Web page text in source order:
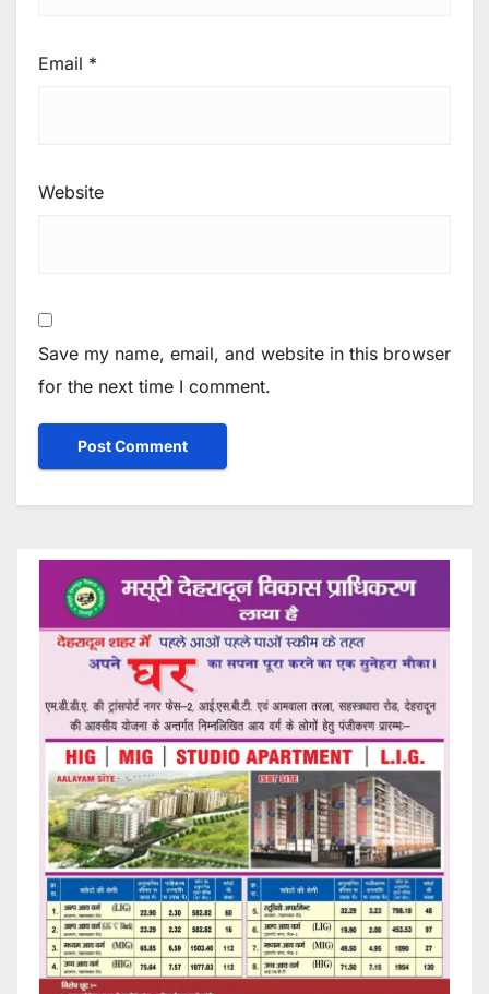
Email *
Website
Save my name, email, and website in this browser
for the next time I comment.